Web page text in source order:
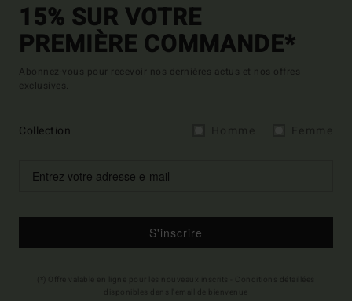
15% SUR VOTRE
PREMIÈRE COMMANDE*
Abonnez-vous pour recevoir nos dernières actus et nos offres
exclusives.
Collection
S'inscrire